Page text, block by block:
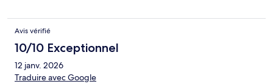
Avis vérifié
10/10 Exceptionnel
12 janv. 2026
Traduire avec Google